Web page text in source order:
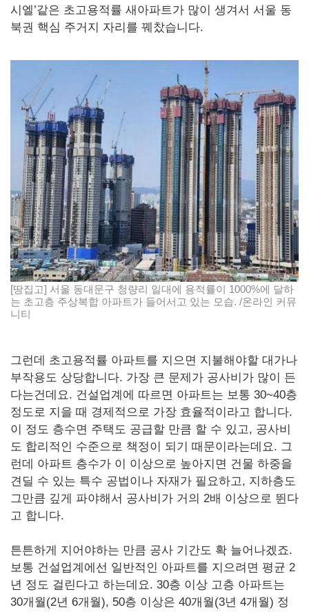
시엘’같은 초고용적률 새아파트가 많이 생겨서 서울 동
북권 핵심 주거지 자리를 꿰찼습니다.
[땅집고] 서울 동대문구 청량리 일대에 용적률이 1000%에 달하
는 초고층 주상복합 아파트가 들어서고 있는 모습. /온라인 커뮤
니티
그런데 초고용적률 아파트를 지으면 지불해야할 대가나
부작용도 상당합니다. 가장 큰 문제가 공사비가 많이 든
다는건데요. 건설업계에 따르면 아파트는 보통 30~40층
정도로 지을 때 경제적으로 가장 효율적이라고 합니다.
이 정도 층수면 주택도 공급할 만큼 할 수 있고, 공사비
도 합리적인 수준으로 책정이 되기 때문이라는데요. 그
런데 아파트 층수가 이 이상으로 높아지면 건물 하중을
견딜 수 있는 특수 공법이나 자재가 필요하고, 지하층도
그만큼 깊게 파야해서 공사비가 거의 2배 이상으로 뛴다
고 합니다.
튼튼하게 지어야하는 만큼 공사 기간도 확 늘어나겠죠.
보통 건설업계에선 일반적인 아파트를 지으려면 평균 2
년 정도 걸린다고 하는데요. 30층 이상 고층 아파트는
30개월(2년 6개월), 50층 이상은 40개월(3년 4개월) 정